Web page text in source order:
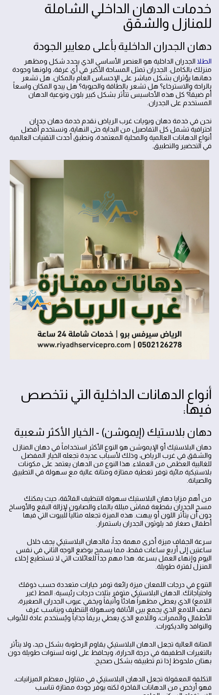
خدمات الدهان الداخلي الشاملة
للمنازل والشقق
دهان الجدران الداخلية بأعلى معايير الجودة
الطلا الجدران الداخلية هو العنصر الأساسي الذي يحدد شكل ومظهر
منزلك بالكامل. الجدران تمثل المساحة الأكبر في أي غرفة، ولونها وجودة
دهانها يؤثران بشكل مباشر على الإحساس العام بالمكان. هل تشعر
بالراحة والاسترخاء؟ هل تشعر بالطاقة والحيوية؟ هل يبدو المكان واسعاً
أم ضيقاً؟ كل هذه الأحاسيس تتأثر بشكل كبير بلون ونوعية الدهان
المستخدم على الجدران.
نحن في خدمة دهان وبويات غرب الرياض نقدم خدمة دهان جدران
احترافية تشمل كل التفاصيل من البداية حتى النهاية، ونستخدم أفضل
أنواع الدهانات العالمية والمحلية المعتمدة، ونطبق أحدث التقنيات العالمية
في التحضير والتطبيق.
أنواع الدهانات الداخلية التي نتخصص
فيها:
دهان بلاستيك (إيموشن) - الخيار الأكثر شعبية
دهان البلاستيك أو الإيموشن هو النوع الأكثر استخداماً في دهان المنازل
والشقق في غرب الرياض، وذلك لأسباب عديدة تجعله الخيار المفضل
للغالبية العظمى من العملاء. هذا النوع من الدهان يعتمد على مكونات
بلاستيكية مائية توفر تغطية ممتازة ومتانة عالية مع سهولة في التطبيق
والصيانة.
من أهم مزايا دهان البلاستيك سهولة التنظيف الفائقة، حيث يمكنك
مسح الجدران بقطعة قماش مبللة بالماء والصابون لإزالة البقع والأوساخ
دون أن يتأثر اللون أو يبهت. هذه الميزة تجعله مثالياً للبيوت التي فيها
أطفال صغار قد يلوثون الجدران باستمرار.
سرعة الجفاف ميزة أخرى مهمة جداً، فالدهان البلاستيكي يجف خلال
ساعتين إلى أربع ساعات فقط، مما يسمح بوضع الوجه الثاني في نفس
اليوم وإنهاء العمل بسرعة. هذا مهم جداً للعائلات التي لا تستطيع إخلاء
المنزل لفترة طويلة.
التنوع في درجات اللمعان ميزة رائعة توفر خيارات متعددة حسب ذوقك
واحتياجاتك. الدهان البلاستيكي متوفر بثلاث درجات رئيسية: المط (غير
اللامع) الذي يعطي مظهراً هادئاً وأنيقاً ويخفي عيوب الجدران الصغيرة،
نصف اللامع الذي يجمع بين الأناقة وسهولة التنظيف ويناسب غرف
الأطفال والممرات، واللامع الذي يعطي بريقاً جذاباً ويُستخدم عادة للأبواب
والنوافذ والديكورات.
المتانة العالية تجعل الدهان البلاستيكي يقاوم الرطوبة بشكل جيد، ولا يتأثر
بالتغيرات الطفيفة في درجة الحرارة، ويحافظ على لونه لسنوات طويلة دون
بهتان ملحوظ إذا تم تطبيقه بشكل صحيح.
التكلفة المعقولة تجعل الدهان البلاستيكي في متناول معظم الميزانيات،
فهو أرخص من الدهانات الفاخرة لكنه يوفر جودة ممتازة تناسب